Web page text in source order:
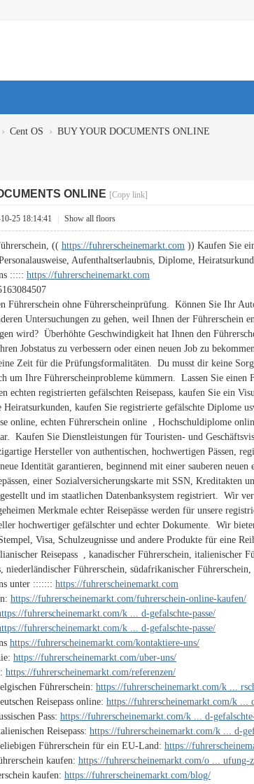
› Cent OS › BUY YOUR DOCUMENTS ONLINE
ONLINE [Copy link]
25 18:14:41 Show all floors
(( https://fuhrerscheinemarkt.com )) Kaufen Sie
Aufenthaltserlaubnis, Diplome,
::::: https://fuhrerscheinemarkt.com
Führerschein ohne Führerscheinprüfung. Können Sie Ihr
Untersuchungen zu gehen, weil Ihnen der
wird? Überhöhte Geschwindigkeit hat Ihnen den
Jobstatus zu verbessern oder einen neuen Job zu
Zeit für die Prüfungsformalitäten. Du musst dir keine
um Ihre Führerscheinprobleme kümmern. Lassen Sie einen
echten registrierten gefälschten Reisepass, kaufen Sie ein
Heiratsurkunden, kaufen Sie registrierte gefälschte Diplome
online, echten Führerschein online , Hochschuldiplome
Kaufen Sie Dienstleistungen für Touristen- und
Hersteller von authentischen, hochwertigen Pässen,
Identität garantieren, beginnend mit einer sauberen
einer Sozialversicherungskarte mit SSN, Kreditakten
und im staatlichen Datenbanksystem registriert. Wir
Merkmale echter Reisepässe werden für unsere
hochwertiger gefälschter und echter Dokumente. Wir
Visa, Schulzeugnisse und andere Produkte für eine
Reisepass , kanadischer Führerschein, italienischer
niederländischer Führerschein, südafrikanischer
unter ::::::: https://fuhrerscheinemarkt.com
https://fuhrerscheinemarkt.com/fuhrerschein-online-kaufen/
fuhrerscheinemarkt.com/k ... d-gefalschte-passe/
fuhrerscheinemarkt.com/k ... d-gefalschte-passe/
https://fuhrerscheinemarkt.com/kontaktiere-uns/
https://fuhrerscheinemarkt.com/uber-uns/
https://fuhrerscheinemarkt.com/referenzen/
Führerschein: https://fuhrerscheinemarkt.com/k ...
Reisepass online: https://fuhrerscheinemarkt.com/k ...
Pass: https://fuhrerscheinemarkt.com/k ... d-
Reisepass: https://fuhrerscheinemarkt.com/k ... d-
Führerschein für ein EU-Land: https://
kaufen: https://fuhrerscheinemarkt.com/o ... ufung-
kaufen: https://fuhrerscheinemarkt.com/blog/